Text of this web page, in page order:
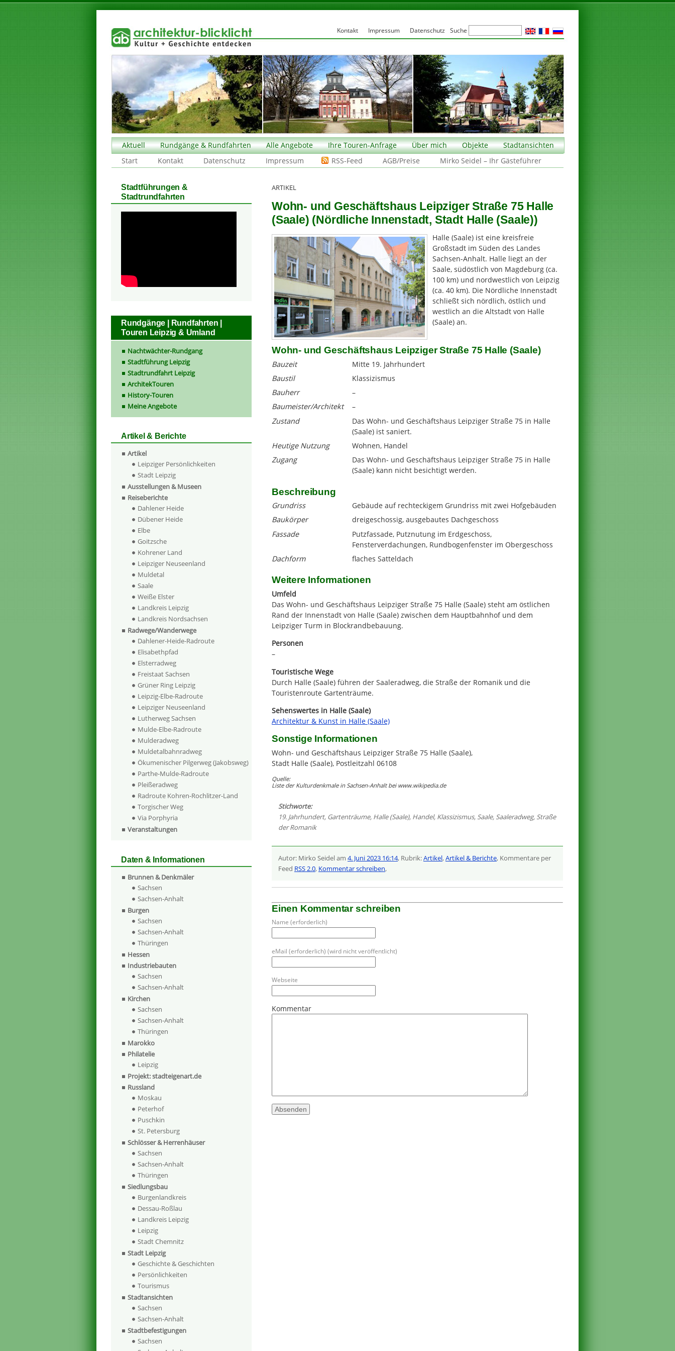
Aktuell Rundgänge & Rundfahrten Alle Angebote Ihre Touren-Anfrage Über mich Objekte
Stadtansichten
Start
Kontakt Datenschutz Impressum RSS-Feed AGB/Preise Mirko Seidel – Ihr Gästeführer
ARTIKEL
Wohn- und Geschäftshaus Leipziger Straße 75 Halle
(Saale) (Nördliche Innenstadt, Stadt Halle (Saale))
Halle (Saale) ist eine kreisfreie
Großstadt im Süden des Landes
Sachsen-Anhalt. Halle liegt an der
Saale, südöstlich von Magdeburg (ca.
100 km) und nordwestlich von Leipzig
(ca. 40 km). Die Nördliche Innenstadt
schließt sich nördlich, östlich und
westlich an die Altstadt von Halle
(Saale) an.
Wohn- und Geschäftshaus Leipziger Straße 75 Halle (Saale)
Bauzeit
Mitte 19. Jahrhundert
Baustil
Klassizismus
Bauherr
–
Baumeister/Architekt
–
Zustand
Das Wohn- und Geschäftshaus Leipziger Straße 75 in Halle
(Saale) ist saniert.
Heutige Nutzung
Wohnen, Handel
Zugang
Das Wohn- und Geschäftshaus Leipziger Straße 75 in Halle
(Saale) kann nicht besichtigt werden.
Beschreibung
Grundriss
Gebäude auf rechteckigem Grundriss mit zwei Hofgebäuden
Baukörper
dreigeschossig, ausgebautes Dachgeschoss
Fassade
Putzfassade, Putznutung im Erdgeschoss,
Fensterverdachungen, Rundbogenfenster im Obergeschoss
Dachform
flaches Satteldach
Weitere Informationen
Umfeld
Das Wohn- und Geschäftshaus Leipziger Straße 75 Halle (Saale) steht am östlichen
Rand der Innenstadt von Halle (Saale) zwischen dem Hauptbahnhof und dem
Leipziger Turm in Blockrandbebauung.
Personen
–
Touristische Wege
Durch Halle (Saale) führen der Saaleradweg, die Straße der Romanik und die
Touristenroute Gartenträume.
Sehenswertes in Halle (Saale)
Architektur & Kunst in Halle (Saale)
Sonstige Informationen
Wohn- und Geschäftshaus Leipziger Straße 75 Halle (Saale),
Stadt Halle (Saale), Postleitzahl 06108
Quelle:
Liste der Kulturdenkmale in Sachsen-Anhalt bei www.wikipedia.de
Stichworte:
19. Jahrhundert, Gartenträume, Halle (Saale), Handel, Klassizismus, Saale, Saaleradweg, Straße
der Romanik
Autor: Mirko Seidel am 4. Juni 2023 16:14, Rubrik:Artikel,Artikel & Berichte, Kommentare per
Feed RSS 2.0, Kommentar schreiben,
Einen Kommentar schreiben
Name (erforderlich)
eMail (erforderlich) (wird nicht veröffentlicht)
Webseite
Kommentar
Stadtführungen &
Stadtrundfahrten
Rundgänge | Rundfahrten |
Touren Leipzig & Umland
Nachtwächter-Rundgang
Stadtführung Leipzig
Stadtrundfahrt Leipzig
ArchitekTouren
History-Touren
Meine Angebote
Artikel & Berichte
Artikel
Leipziger Persönlichkeiten
Stadt Leipzig
Ausstellungen & Museen
Reiseberichte
Dahlener Heide
Dübener Heide
Elbe
Goitzsche
Kohrener Land
Leipziger Neuseenland
Muldetal
Saale
Weiße Elster
Landkreis Leipzig
Landkreis Nordsachsen
Radwege/Wanderwege
Dahlener-Heide-Radroute
Elisabethpfad
Elsterradweg
Freistaat Sachsen
Grüner Ring Leipzig
Leipzig-Elbe-Radroute
Leipziger Neuseenland
Lutherweg Sachsen
Mulde-Elbe-Radroute
Mulderadweg
Muldetalbahnradweg
Ökumenischer Pilgerweg (Jakobsweg)
Parthe-Mulde-Radroute
Pleißeradweg
Radroute Kohren-Rochlitzer-Land
Torgischer Weg
Via Porphyria
Veranstaltungen
Daten & Informationen
Brunnen & Denkmäler
Sachsen
Sachsen-Anhalt
Burgen
Sachsen
Sachsen-Anhalt
Thüringen
Hessen
Industriebauten
Sachsen
Sachsen-Anhalt
Kirchen
Sachsen
Sachsen-Anhalt
Thüringen
Marokko
Philatelie
Leipzig
Projekt: stadteigenart.de
Russland
Moskau
Peterhof
Puschkin
St. Petersburg
Schlösser & Herrenhäuser
Sachsen
Sachsen-Anhalt
Thüringen
Siedlungsbau
Burgenlandkreis
Dessau-Roßlau
Landkreis Leipzig
Leipzig
Stadt Chemnitz
Stadt Leipzig
Geschichte & Geschichten
Persönlichkeiten
Tourismus
Stadtansichten
Sachsen
Sachsen-Anhalt
Stadtbefestigungen
Sachsen
Kontakt Impressum Datenschutz Suche